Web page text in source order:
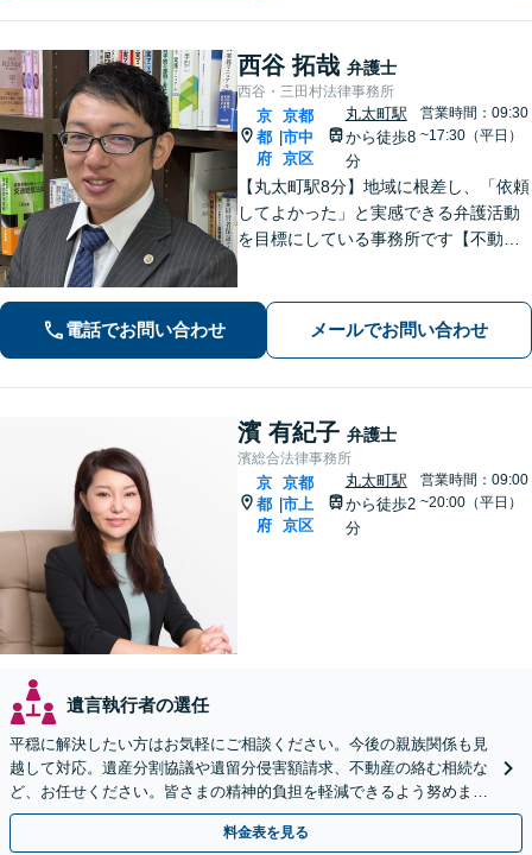
西谷 拓哉 弁護士
西谷・三田村法律事務所
京
都
府
京都
市中
京区
丸太町駅
から徒歩8
分
営業時間：09:30
~17:30（平日）
【丸太町駅8分】地域に根差し、「依頼
してよかった」と実感できる弁護活動
を目標にしている事務所です【不動
続・遺言】相談者さまに寄り添い、円
滑な相続を目指します
電話でお問い合わせ メールでお問い合わせ
濱 有紀子 弁護士
濱総合法律事務所
京
都
府
京都
市上
京区
丸太町駅
から徒歩2
分
営業時間：09:00
~20:00（平日）
遺言執行者の選任
平穏に解決したい方はお気軽にご相談ください。今後の親族関係も見
越して対応。遺産分割協議や遺留分侵害額請求、不動産の絡む相続な
ど、お任せください。皆さまの精神的負担を軽減できるよう努めます
【完全個室】【休日・夜間は要相談】【丸太町駅3分】
料金表を見る